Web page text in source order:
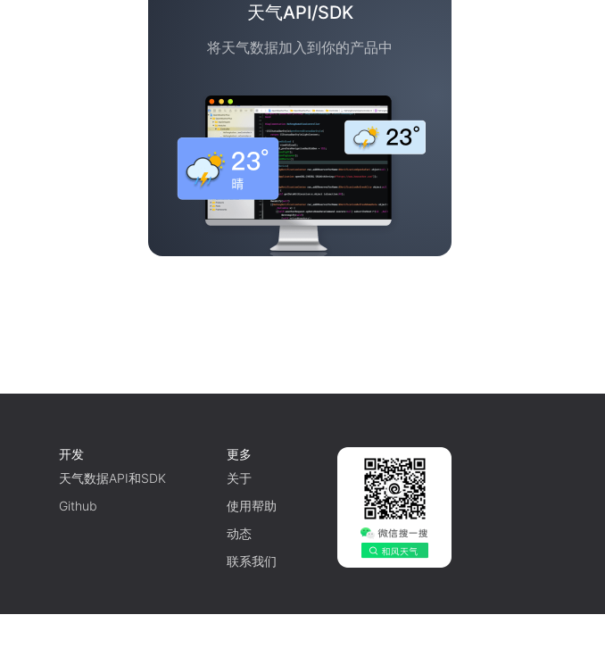
天气API/SDK
将天气数据加入到你的产品中
开发
天气数据API和SDK
Github
更多
关于
使用帮助
动态
联系我们